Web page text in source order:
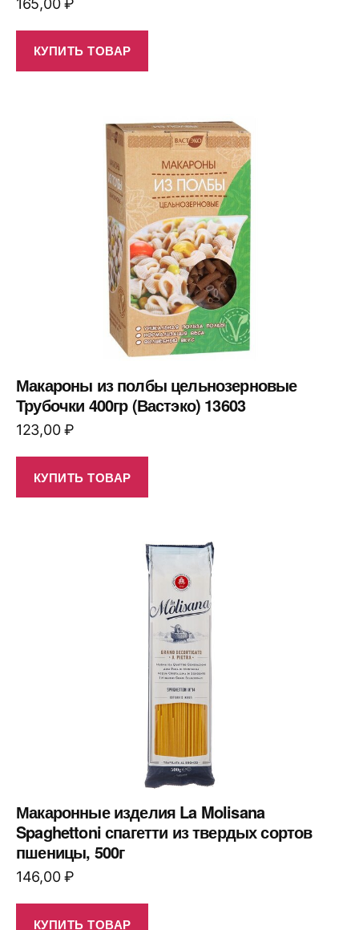
КУПИТЬ ТОВАР
Макароны из полбы цельнозерновые
Трубочки 400гр (Вастэко) 13603
123,00₽
КУПИТЬ ТОВАР
Макаронные изделия La Molisana
Spaghettoni спагетти из твердых сортов
пшеницы, 500г
146,00₽
КУПИТЬ ТОВАР